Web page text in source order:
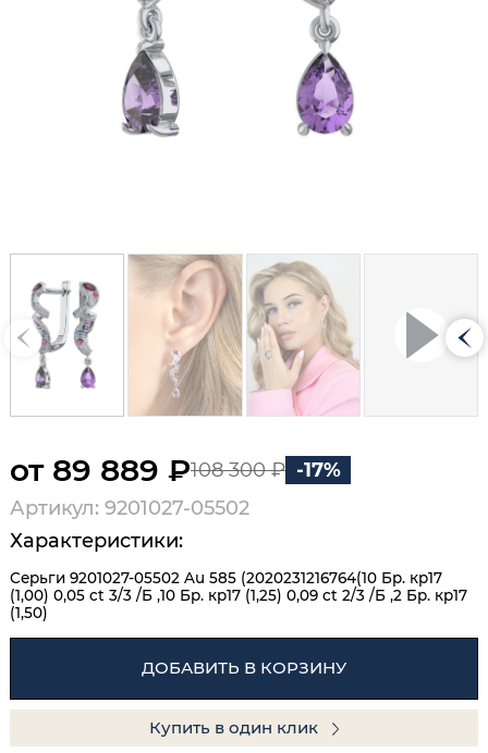
от 89 889 ₽108 300 ₽ -17%
Артикул: 9201027-05502
Характеристики:
Серьги 9201027-05502 Au 585 (2020231216764(10 Бр. кр17
(1,00) 0,05 ct 3/3 /Б ,10 Бр. кр17 (1,25) 0,09 ct 2/3 /Б ,2 Бр. кр17
(1,50)
ДОБАВИТЬ В КОРЗИНУ
Купить в один клик